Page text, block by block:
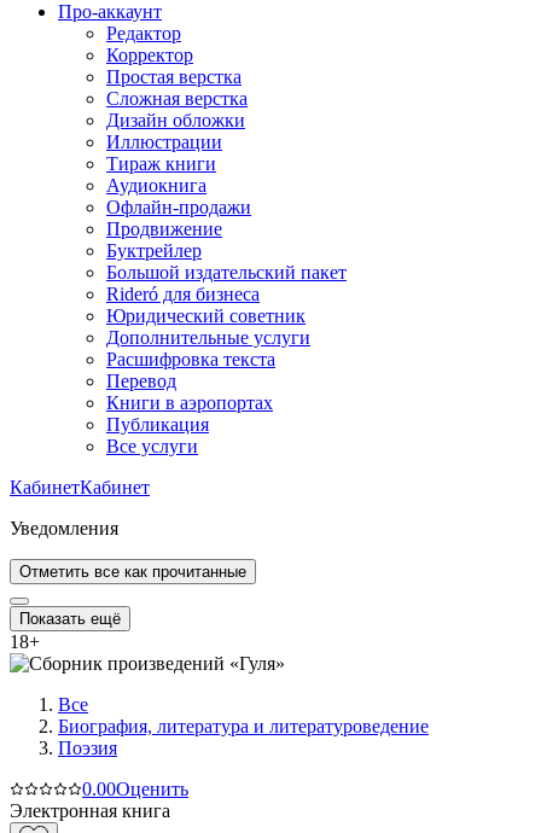
Про-аккаунт
Редактор
Корректор
Простая верстка
Сложная верстка
Дизайн обложки
Иллюстрации
Тираж книги
Аудиокнига
Офлайн-продажи
Продвижение
Буктрейлер
Большой издательский пакет
Rideró для бизнеса
Юридический советник
Дополнительные услуги
Расшифровка текста
Перевод
Книги в аэропортах
Публикация
Все услуги
КабинетКабинет
Уведомления
Отметить все как прочитанные
Показать ещё
18+
Все
Биография, литература и литературоведение
Поэзия
0.00Оценить
Электронная книга